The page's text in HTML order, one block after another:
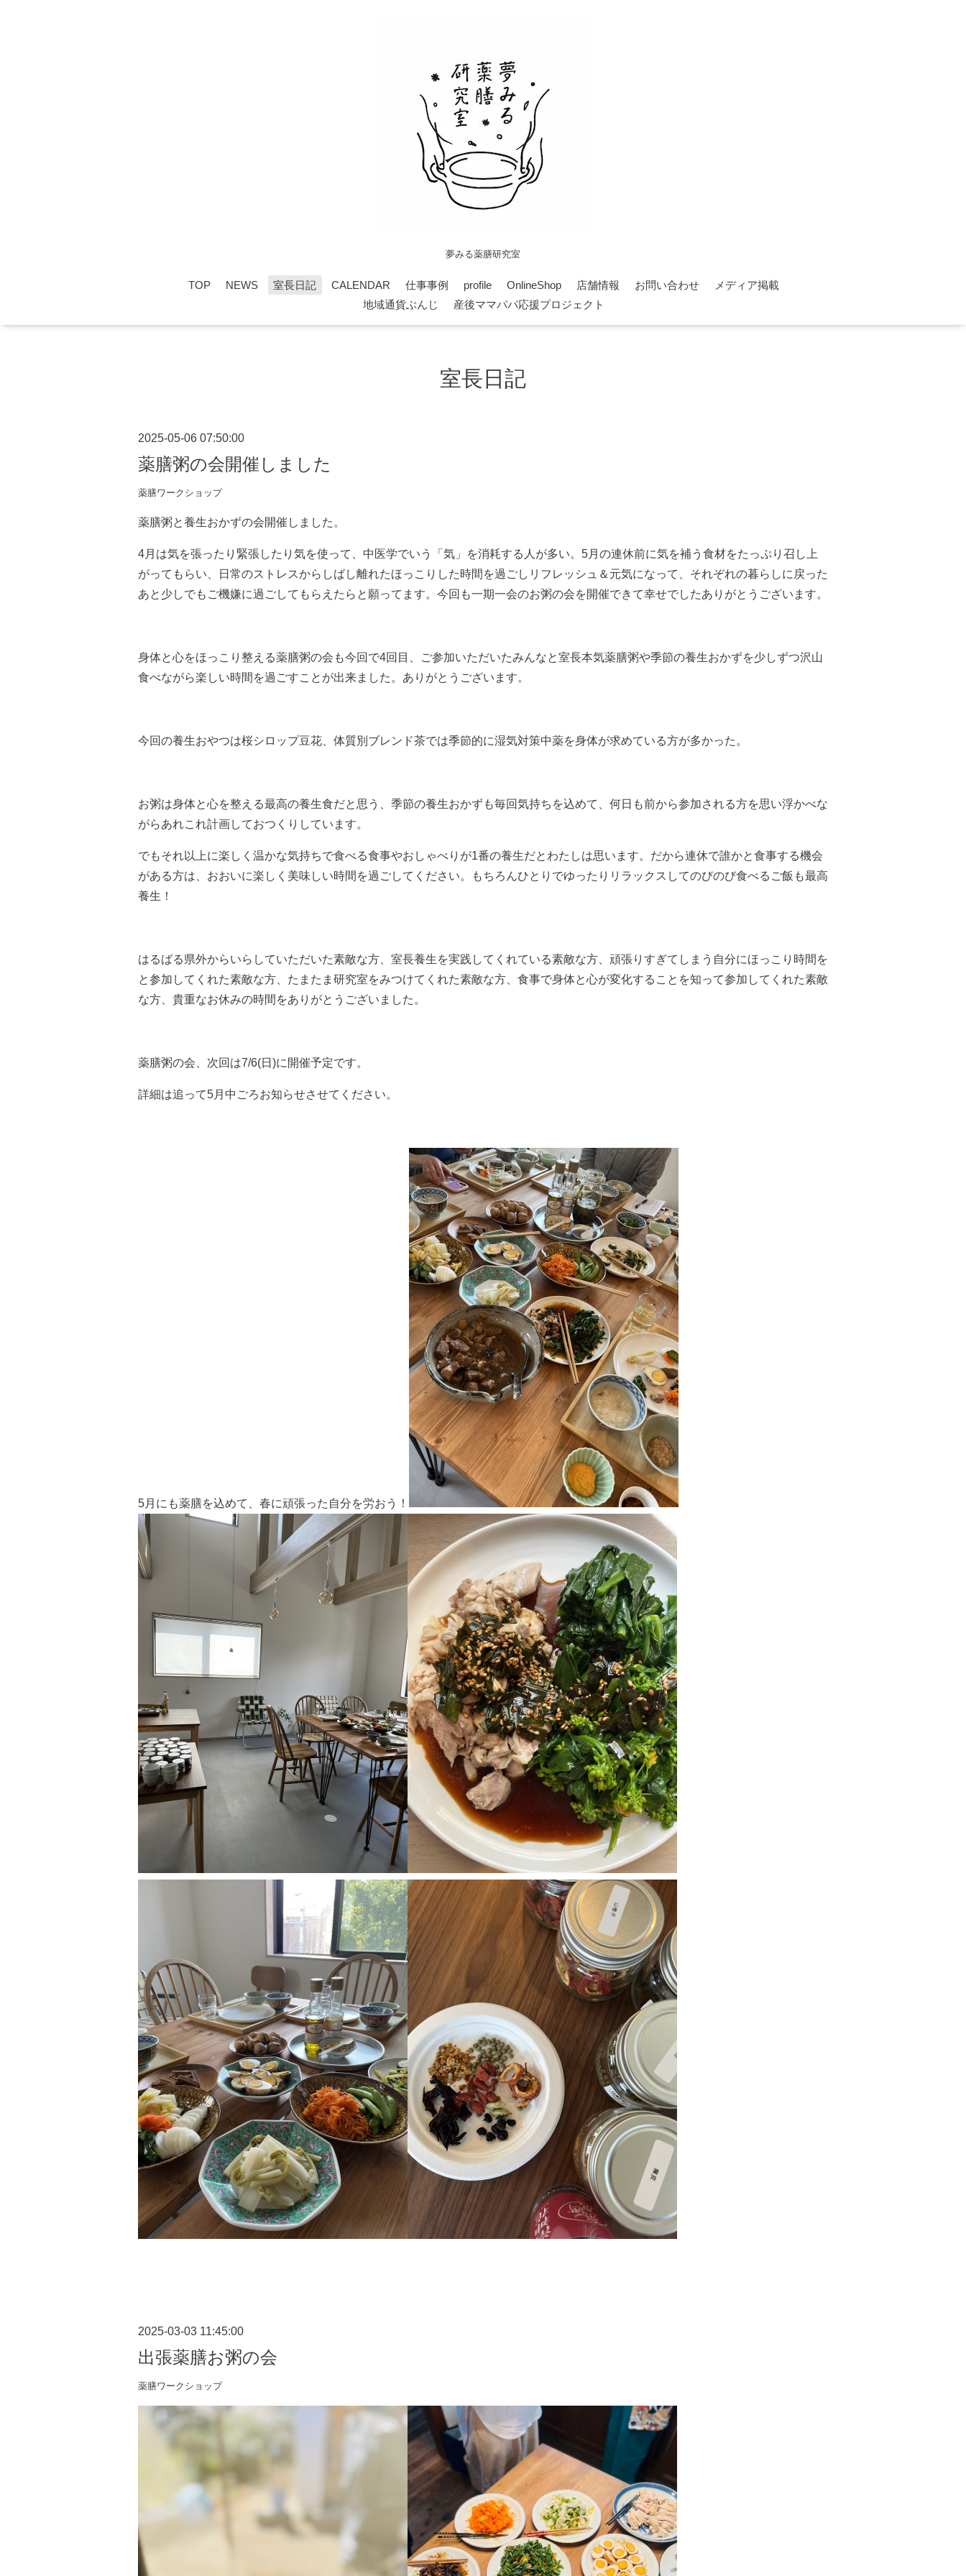
夢みる薬膳研究室
TOP NEWS 室長日記 CALENDAR 仕事事例 profile OnlineShop 店舗情報 お問い合わせ
メディア掲載
地域通貨ぶんじ
産後ママパパ応援プロジェクト
室長日記
2025-05-06 07:50:00
薬膳粥の会開催しました
薬膳ワークショップ
薬膳粥と養生おかずの会開催しました。
4月は気を張ったり緊張したり気を使って、中医学でいう「気」を消耗する人が多い。5月の連休前に気を補う食材をたっぷり召し上
がってもらい、日常のストレスからしばし離れたほっこりした時間を過ごしリフレッシュ＆元気になって、それぞれの暮らしに戻った
あと少しでもご機嫌に過ごしてもらえたらと願ってます。今回も一期一会のお粥の会を開催できて幸せでしたありがとうございます。
身体と心をほっこり整える薬膳粥の会も今回で4回目、ご参加いただいたみんなと室長本気薬膳粥や季節の養生おかずを少しずつ沢山
食べながら楽しい時間を過ごすことが出来ました。ありがとうございます。
今回の養生おやつは桜シロップ豆花、体質別ブレンド茶では季節的に湿気対策中薬を身体が求めている方が多かった。
お粥は身体と心を整える最高の養生食だと思う、季節の養生おかずも毎回気持ちを込めて、何日も前から参加される方を思い浮かべな
がらあれこれ計画しておつくりしています。
でもそれ以上に楽しく温かな気持ちで食べる食事やおしゃべりが1番の養生だとわたしは思います。だから連休で誰かと食事する機会
がある方は、おおいに楽しく美味しい時間を過ごしてください。もちろんひとりでゆったりリラックスしてのびのび食べるご飯も最高
養生！
はるばる県外からいらしていただいた素敵な方、室長養生を実践してくれている素敵な方、頑張りすぎてしまう自分にほっこり時間を
と参加してくれた素敵な方、たまたま研究室をみつけてくれた素敵な方、食事で身体と心が変化することを知って参加してくれた素敵
な方、貴重なお休みの時間をありがとうございました。
薬膳粥の会、次回は7/6(日)に開催予定です。
詳細は追って5月中ごろお知らせさせてください。
5月にも薬膳を込めて、春に頑張った自分を労おう！
2025-03-03 11:45:00
出張薬膳お粥の会
薬膳ワークショップ